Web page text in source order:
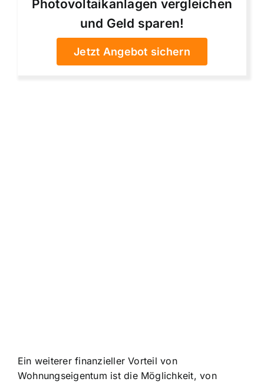
Photovoltaikanlagen vergleichen
und Geld sparen!
Jetzt Angebot sichern
Ein weiterer finanzieller Vorteil von
Wohnungseigentum ist die Möglichkeit, von